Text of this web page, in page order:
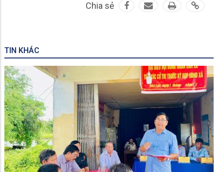
Chia sẻ
TIN KHÁC